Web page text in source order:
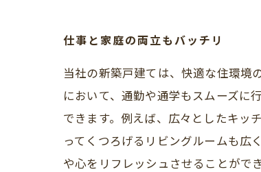
仕事と家庭の両立もバッチリ
当社の新築戸建ては、快適な住環境
において、通勤や通学もスムーズに
できます。例えば、広々としたキッ
ってくつろげるリビングルームも広
や心をリフレッシュさせることがで